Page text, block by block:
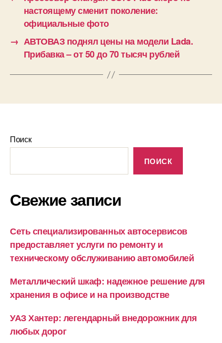
настоящему сменит поколение:
официальные фото
→ АВТОВАЗ поднял цены на модели Lada.
Прибавка – от 50 до 70 тысяч рублей
Поиск
ПОИСК
Свежие записи
Сеть специализированных автосервисов
предоставляет услуги по ремонту и
техническому обслуживанию автомобилей
Металлический шкаф: надежное решение для
хранения в офисе и на производстве
УАЗ Хантер: легендарный внедорожник для
любых дорог